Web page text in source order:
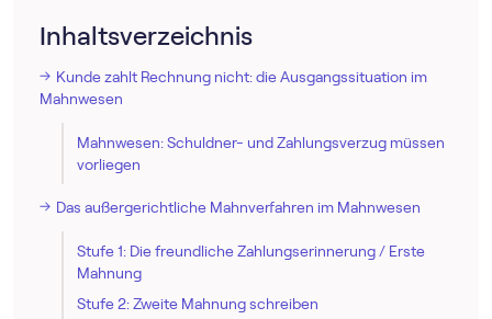
Inhaltsverzeichnis
Kunde zahlt Rechnung nicht: die Ausgangssituation im
Mahnwesen
Mahnwesen: Schuldner- und Zahlungsverzug müssen
vorliegen
Das außergerichtliche Mahnverfahren im Mahnwesen
Stufe 1: Die freundliche Zahlungserinnerung / Erste
Mahnung
Stufe 2: Zweite Mahnung schreiben